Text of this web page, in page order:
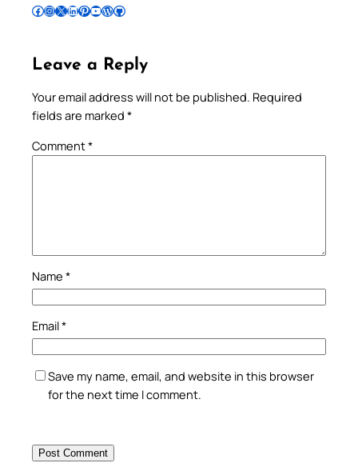
Follow Pradeep on Facebook Follow Pradeep on InstagramFollow Pradeep on X Follow Pradeep on LinkedIn Follow Pradeep on Pinterest Subscribe to Pradeep’s Youtube Channel Follow Pradeep on WordPress Follow Pradeep on GitHub
Leave a Reply
Your email address will not be published. Required
fields are marked *
Comment*
Name *
Email*
Save my name, email, and website in this browser
for the next time I comment.